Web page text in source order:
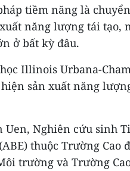
tiềm năng là
năng lượng tái
ở bất kỳ đâu.
Illinois Urbana-
sản xuất năng
Uen, Nghiên cứu sinh
thuộc Trường
trường và Trường